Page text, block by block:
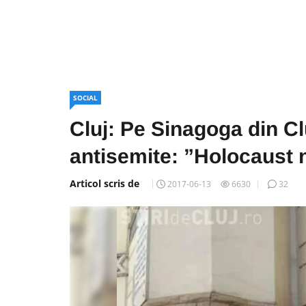
SOCIAL
Cluj: Pe Sinagoga din
antisemite: ”Holocaust
Articol scris de 2017-06-13 6630 32